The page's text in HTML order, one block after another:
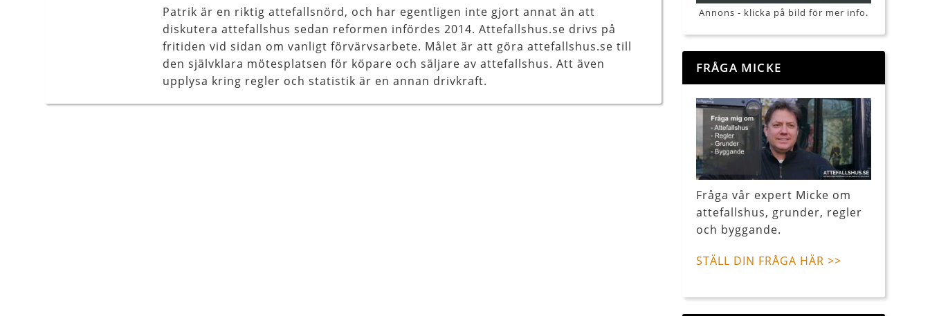
Patrik är en riktig attefallsnörd, och har egentligen inte gjort annat än att
diskutera attefallshus sedan reformen infördes 2014. Attefallshus.se drivs på
fritiden vid sidan om vanligt förvärvsarbete. Målet är att göra attefallshus.se till
den självklara mötesplatsen för köpare och säljare av attefallshus. Att även
upplysa kring regler och statistik är en annan drivkraft.
Annons - klicka på bild för mer info.
FRÅGA MICKE
Fråga vår expert Micke om
attefallshus, grunder, regler
och byggande.
STÄLL DIN FRÅGA HÄR >>